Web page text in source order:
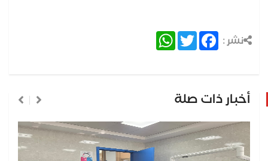
نشر : Facebook
Twitter
WhatsApp
أخبار ذات صلة